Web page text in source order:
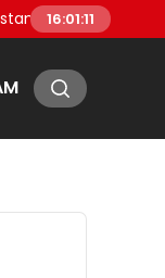
Prohunt 2026’da
16:01:12